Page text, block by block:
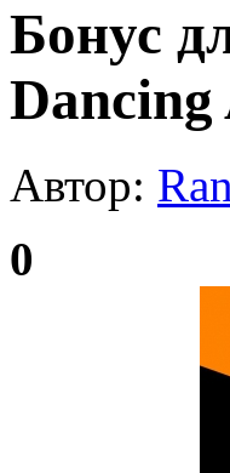
Бонус
Автор:
0